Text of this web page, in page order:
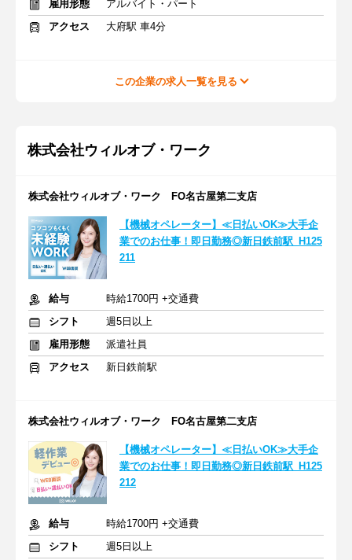
雇用形態
アルバイト・パート
アクセス
大府駅 車4分
この企業の求人一覧を見る
株式会社ウィルオブ・ワーク
株式会社ウィルオブ・ワーク FO名古屋第二支店
【機械オペレーター】≪日払いOK≫大手企
業でのお仕事！即日勤務◎新日鉄前駅_H125
211
給与
時給1700円 +交通費
シフト
週5日以上
雇用形態
派遣社員
アクセス
新日鉄前駅
株式会社ウィルオブ・ワーク FO名古屋第二支店
【機械オペレーター】≪日払いOK≫大手企
業でのお仕事！即日勤務◎新日鉄前駅_H125
212
給与
時給1700円 +交通費
シフト
週5日以上